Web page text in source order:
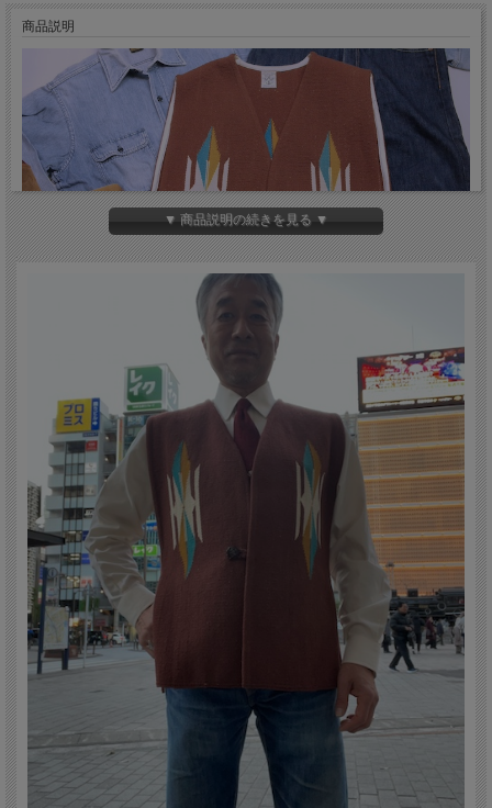
商品説明
先祖代々8代に渡って、アメリカ合衆国のニューメキシコ州チマヨで、昔ながらの
製法でこつこつと作り続けられている、手織りのチマヨブランケットを素材として
います。
シェファーズ・ベスト（Shepherd's Vest）は、スクエアフロント・タイプよりも
更に生産数が少ないタイプです。通常はレディス仕立てですが、このベストは非常
に珍しいメンズ前合わせです。その特徴は、
1) レギュラータイプよりも着丈が長く（スクエアフロント・タイプと同じ）、2）
裾が水平で 3）フロントは1ボタンのみ 4）サイドのシームがなく、1ボタン留
めとなっています。
▼ 商品説明の続きを見る ▼